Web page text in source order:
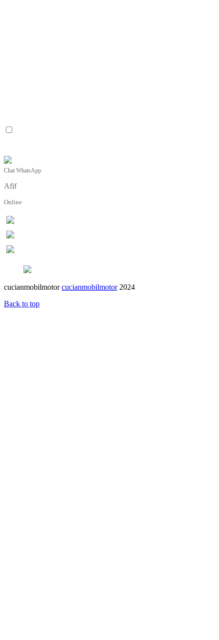
Chat WhatsApp
Afif
Online
cucianmobilmotorcucianmobilmotor2024
Back to top